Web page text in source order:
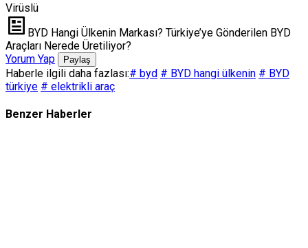
Virüslü
BYD Hangi Ülkenin Markası? Türkiye’ye Gönderilen BYD
Araçları Nerede Üretiliyor?
Yorum Yap
Paylaş
Haberle ilgili daha fazlası:# byd # BYD hangi ülkenin # BYD
türkiye # elektrikli araç
Benzer Haberler